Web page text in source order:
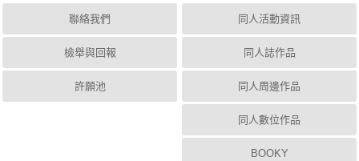
聯絡我們
檢舉與回報
許願池
同人活動資訊
同人誌作品
同人周邊作品
同人數位作品
BOOKY